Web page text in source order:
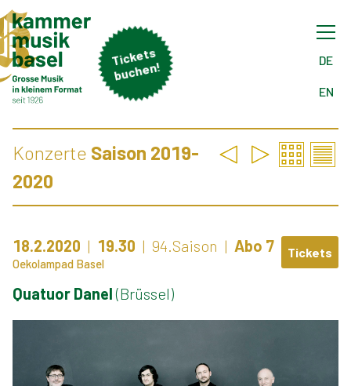
Tick
ets
buch
en! DE
EN
Konzerte Saison 2019-
2020
Tickets
18.2.2020 19.30 94.Saison Abo 7
Oekolampad Basel
Quatuor Danel(Brüssel)